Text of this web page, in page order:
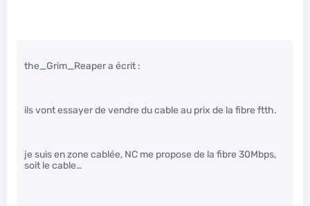
the_Grim_Reaper a écrit :
ils vont essayer de vendre du cable au prix de la fibre ftth.
je suis en zone cablée, NC me propose de la fibre 30Mbps,
soit le cable…